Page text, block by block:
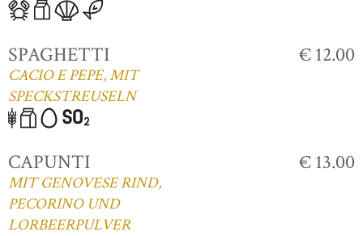
SPAGHETTI
CACIO E PEPE, MIT
SPECKSTREUSELN
€ 12.00
CAPUNTI
MIT GENOVESE RIND,
PECORINO UND
LORBEERPULVER
€ 13.00